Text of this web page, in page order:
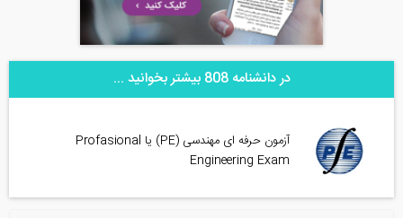
در دانشنامه 808 بیشتر بخوانید ...
آزمون حرفه ای مهندسی (PE) یا Profasional
Engineering Exam